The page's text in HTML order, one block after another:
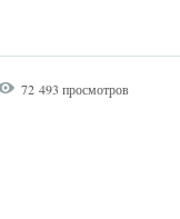
72 493 просмотров